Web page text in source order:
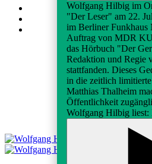
Wolfgang Hilbig im
"Der Leser" am 22.
im Berliner Funkhaus
Auftrag von MDR
das Hörbuch "Der
Redaktion und Regie
stattfanden. Dieses
in die zeitlich
Matthias Thalheim
Öffentlichkeit
Wolfgang Hilbig liest: